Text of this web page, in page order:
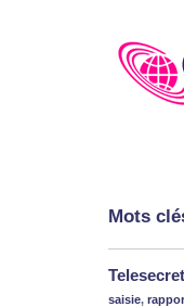
Mots
saisie,